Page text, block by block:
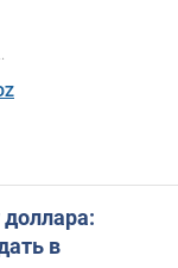
доллара:
в